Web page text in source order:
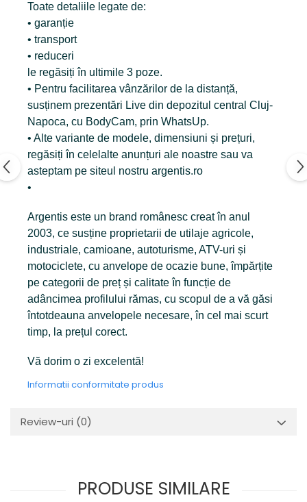
Toate detaliile legate de:
• garanție
• transport
• reduceri
le regăsiți în ultimile 3 poze.
• Pentru facilitarea vânzărilor de la distanță,
susținem prezentări Live din depozitul central Cluj-
Napoca, cu BodyCam, prin WhatsUp.
• Alte variante de modele, dimensiuni și prețuri,
regăsiți în celelalte anunțuri ale noastre sau va
asteptam pe siteul nostru argentis.ro
•
Argentis este un brand românesc creat în anul
2003, ce susține proprietarii de utilaje agricole,
industriale, camioane, autoturisme, ATV-uri și
motociclete, cu anvelope de ocazie bune, împărțite
pe categorii de preț și calitate în funcție de
adâncimea profilului rămas, cu scopul de a vă găsi
întotdeauna anvelopele necesare, în cel mai scurt
timp, la prețul corect.
Vă dorim o zi excelentă!
Informatii conformitate produs
Review-uri (0)
PRODUSE SIMILARE